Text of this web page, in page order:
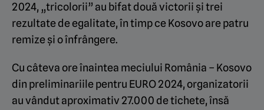
2024, „tricolorii” au bifat două victorii și trei
rezultate de egalitate, în timp ce Kosovo are patru
remize și o înfrângere.
Cu câteva ore înaintea meciului România – Kosovo
din preliminariile pentru EURO 2024, organizatorii
au vândut aproximativ 27.000 de tichete, însă